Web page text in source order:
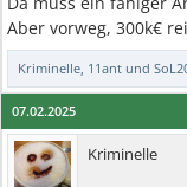
Aber vorweg, 300k€
Kriminelle, 11ant und
07.02.2025
Kriminelle